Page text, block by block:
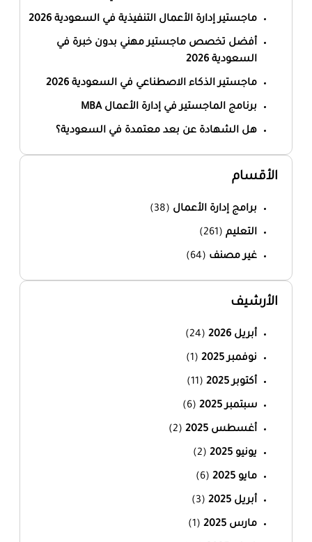
ماجستير إدارة الأعمال التنفيذية في السعودية 2026
أفضل تخصص ماجستير مهني بدون خبرة في
السعودية 2026
ماجستير الذكاء الاصطناعي في السعودية 2026
برنامج الماجستير في إدارة الأعمال MBA
هل الشهادة عن بعد معتمدة في السعودية؟
الأقسام
برامج إدارة الأعمال (38)
التعليم (261)
غير مصنف (64)
الأرشيف
أبريل 2026 (24)
نوفمبر 2025 (1)
أكتوبر 2025 (11)
سبتمبر 2025 (6)
أغسطس 2025 (2)
يونيو 2025 (2)
مايو 2025 (6)
أبريل 2025 (3)
مارس 2025 (1)